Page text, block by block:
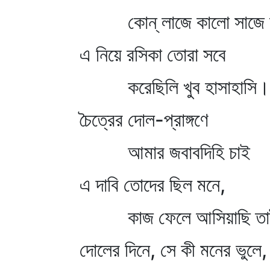
কোন্‌ লাজে কালো সাজে
এ নিয়ে রসিকা তোরা সবে
করেছিলি খুব হাসাহাসি।
চৈত্রের দোল-প্রাঙ্গণে
আমার জবাবদিহি চাই
এ দাবি তোদের ছিল মনে,
কাজ ফেলে আসিয়াছি
দোলের দিনে, সে কী মনের ভুলে,